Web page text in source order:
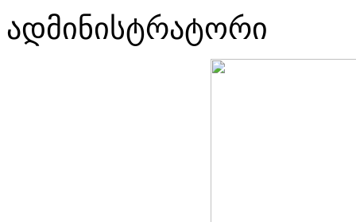
ადმინისტრატორი